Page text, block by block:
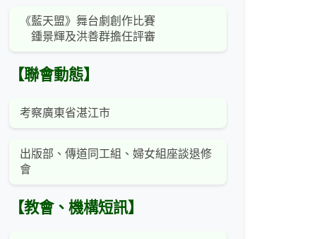
《藍天盟》舞台劇創作比賽
鍾景輝及洪善群擔任評審
【聯會動態】
考察廣東省湛江市
出版部、傳道同工組、婦女組座談退修
會
【教會、機構短訊】